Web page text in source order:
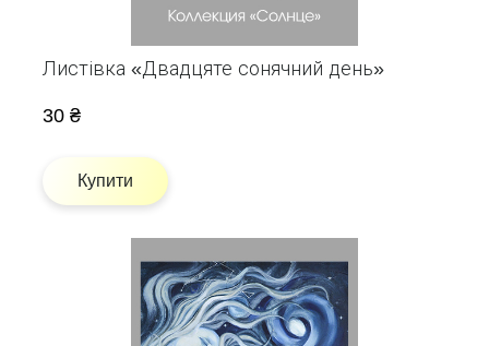
Листівка «Двадцяте сонячний день»
30 ₴
Купити